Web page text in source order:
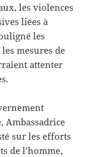
les violences
liées à
les
mesures de
attenter
Ambassadrice
sur les efforts
de l’homme,